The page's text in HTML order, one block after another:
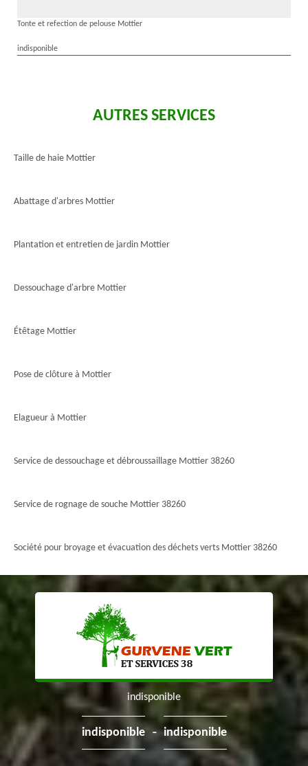
Tonte et refection de pelouse Mottier
indisponible
AUTRES SERVICES
Taille de haie Mottier
Abattage d'arbres Mottier
Plantation et entretien de jardin Mottier
Dessouchage d'arbre Mottier
Étêtage Mottier
Pose de clôture à Mottier
Elagueur à Mottier
Service de dessouchage et débroussaillage Mottier 38260
Service de rognage de souche Mottier 38260
Société pour broyage et évacuation des déchets verts Mottier 38260
indisponible
indisponible - indisponible